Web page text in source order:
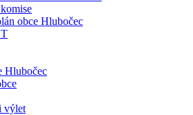
obce Hlubočec
Hlubočec
výlet